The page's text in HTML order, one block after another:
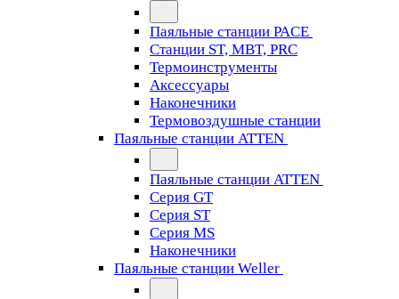
Паяльные станции PACE
Станции ST, MBT, PRC
Термоинструменты
Аксессуары
Наконечники
Термовоздушные станции
Паяльные станции ATTEN
Паяльные станции ATTEN
Серия GT
Серия ST
Серия MS
Наконечники
Паяльные станции Weller